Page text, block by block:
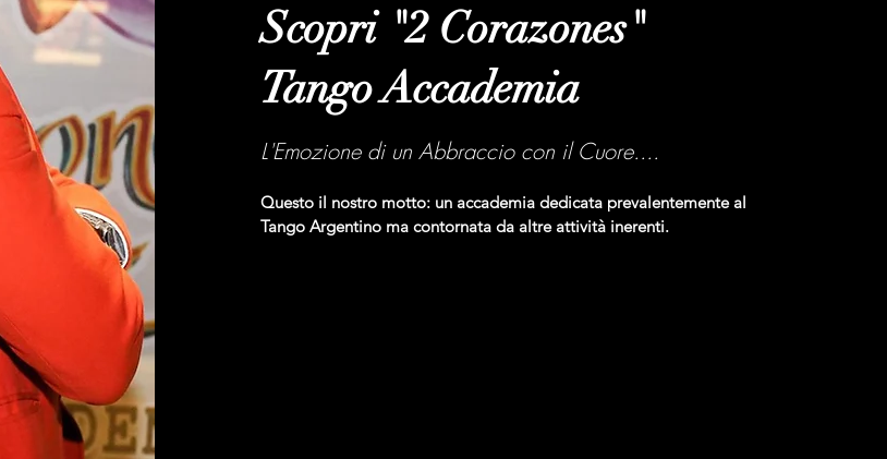
Scopri "2 Corazones"
Tango Accademia
L'Emozione di un Abbraccio con il Cuore....
Questo il nostro motto: un accademia dedicata prevalentemente al
Tango Argentino ma contornata da altre attività inerenti.